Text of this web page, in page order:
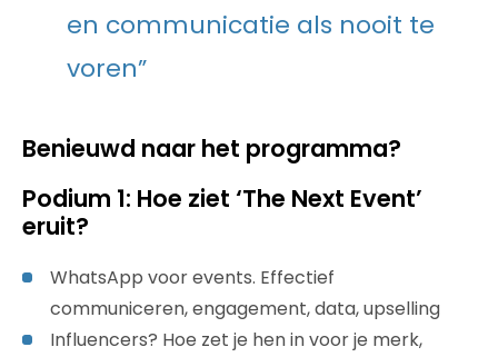
en communicatie als nooit te
voren”
Benieuwd naar het programma?
Podium ​1: ​Hoe ziet ‘The Next Event’
eruit?
WhatsApp voor events. Effectief
communiceren, engagement, data, upselling
Influencers? Hoe zet je hen in voor je merk,